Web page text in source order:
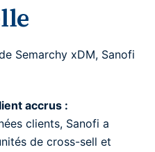
Semarchy xDM, Sanofi
accrus :
clients, Sanofi a
de cross-sell et